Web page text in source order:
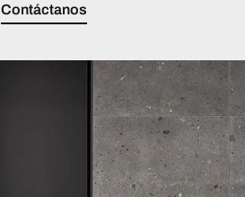
Contáctanos